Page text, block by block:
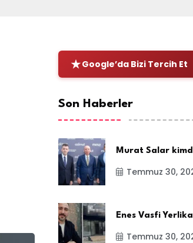
Google’da Bizi Tercih Et
Son Haberler
Murat Salar
Temmuz 30,
Enes Vasfi
Temmuz 30,